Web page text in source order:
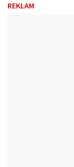
REKLAM